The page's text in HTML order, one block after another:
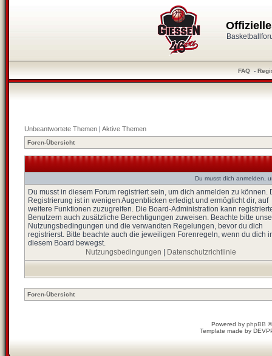
FAQ -
Unbeantwortete Themen | Aktive Themen
Foren-Übersicht
Du musst dich anmelden,
Du musst in diesem Forum registriert sein, um dich anmelden zu können.
Registrierung ist in wenigen Augenblicken erledigt und ermöglicht dir, auf
weitere Funktionen zuzugreifen. Die Board-Administration kann
Benutzern auch zusätzliche Berechtigungen zuweisen. Beachte bitte
Nutzungsbedingungen und die verwandten Regelungen, bevor du dich
registrierst. Bitte beachte auch die jeweiligen Forenregeln, wenn du dich
diesem Board bewegst.
Nutzungsbedingungen
Datenschutzrichtlinie
Foren-Übersicht
Powered by phpBB
Template made by